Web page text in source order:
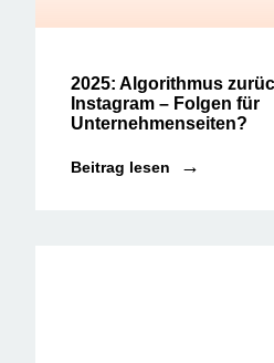
2025: Algorithmus
Instagram – Folgen für
Unternehmenseiten?
Beitrag lesen